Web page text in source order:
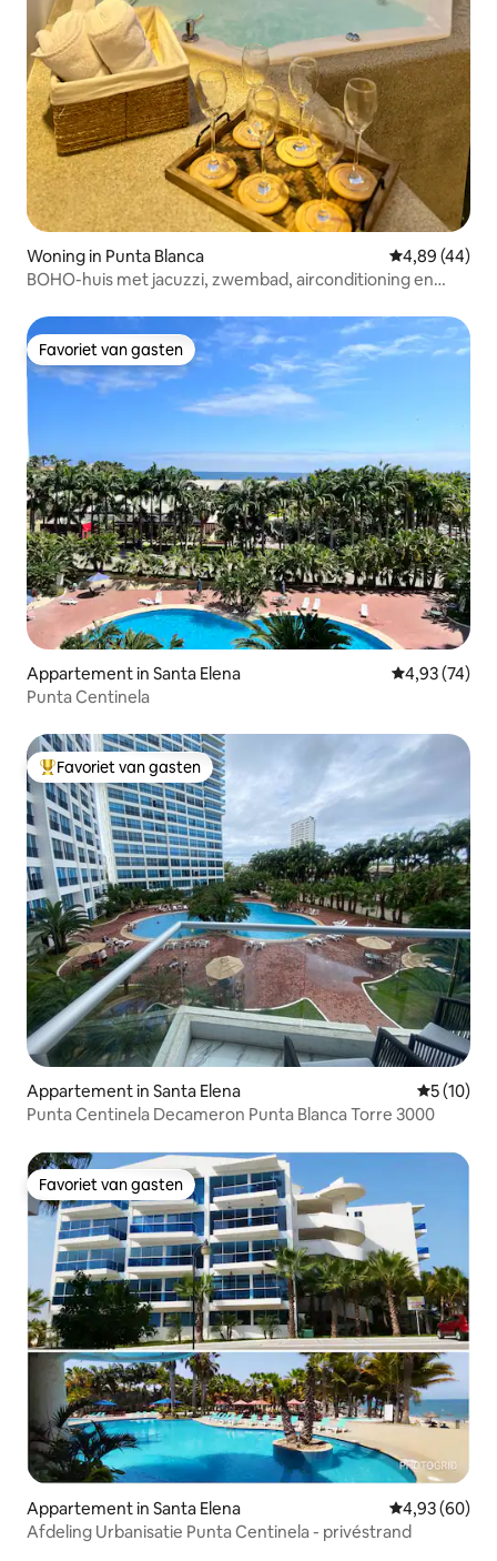
Woning in Punta Blanca Gemiddelde
4,89 (44)
BOHO-huis met jacuzzi, zwembad, airconditioning en
Favoriet van gasten
Favoriet van gasten
Appartement in Santa Elena Gemiddelde
4,93 (74)
Punta Centinela
Topfavoriet van gasten
Favoriet van gasten
Appartement in Santa Elena
5 (10)
Punta Centinela Decameron Punta Blanca Torre 3000
Favoriet van gasten
Favoriet van gasten
Appartement in Santa Elena Gemiddelde
4,93 (60)
Afdeling Urbanisatie Punta Centinela - privéstrand